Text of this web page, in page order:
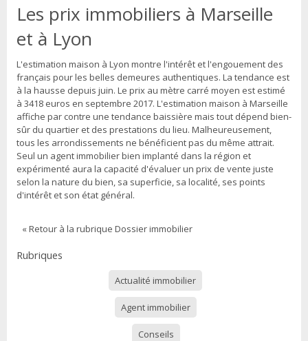
Les prix immobiliers à Marseille
et à Lyon
L'estimation maison à Lyon montre l'intérêt et l'engouement des
français pour les belles demeures authentiques. La tendance est
à la hausse depuis juin. Le prix au mètre carré moyen est estimé
à 3418 euros en septembre 2017. L'estimation maison à Marseille
affiche par contre une tendance baissière mais tout dépend bien-
sûr du quartier et des prestations du lieu. Malheureusement,
tous les arrondissements ne bénéficient pas du même attrait.
Seul un agent immobilier bien implanté dans la région et
expérimenté aura la capacité d'évaluer un prix de vente juste
selon la nature du bien, sa superficie, sa localité, ses points
d'intérêt et son état général.
« Retour à la rubrique Dossier immobilier
Rubriques
Actualité immobilier
Agent immobilier
Conseils